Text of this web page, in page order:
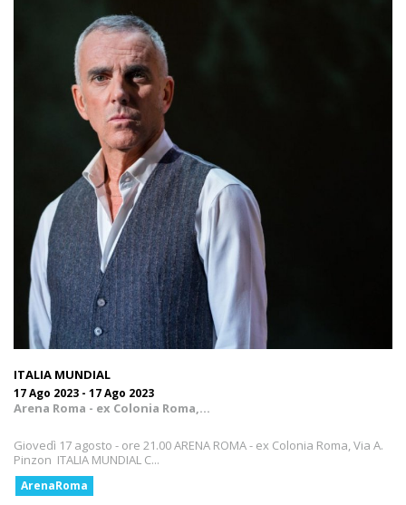
ITALIA MUNDIAL
17 Ago 2023 - 17 Ago 2023
Arena Roma - ex Colonia Roma,...
Giovedì 17 agosto - ore 21.00 ARENA ROMA - ex Colonia Roma, Via A.
Pinzon ITALIA MUNDIAL C...
ArenaRoma